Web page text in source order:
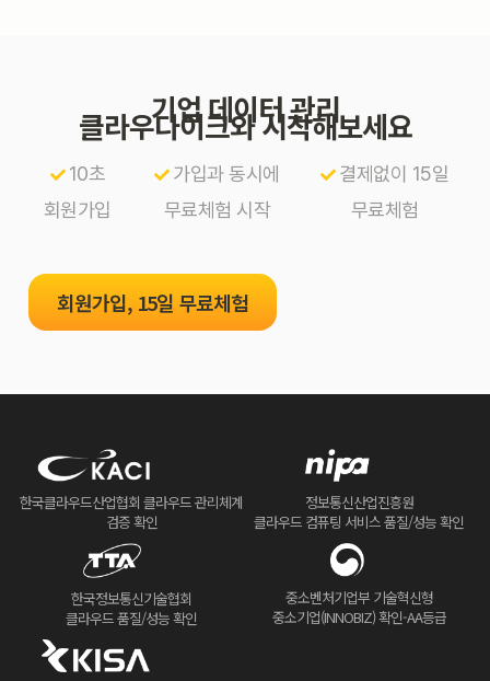
기업 데이터 관리
클라우다이크와 시작해보세요
10초
회원가입
가입과 동시에
무료체험 시작
결제없이 15일
무료체험
회원가입, 15일 무료체험
한국클라우드산업협회 클라우드 관리체계
검증 확인
정보통신산업진흥원
클라우드 컴퓨팅 서비스 품질/성능 확인
한국정보통신기술협회
클라우드 품질/성능 확인
중소벤처기업부 기술혁신형
중소기업(INNOBIZ) 확인-AA등급